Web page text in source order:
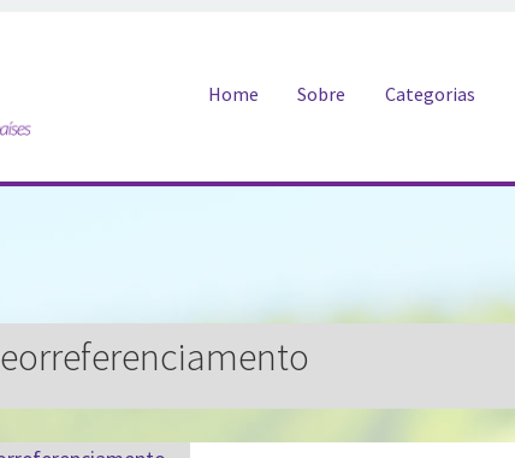
Home Sobre Categorias
georreferenciamento